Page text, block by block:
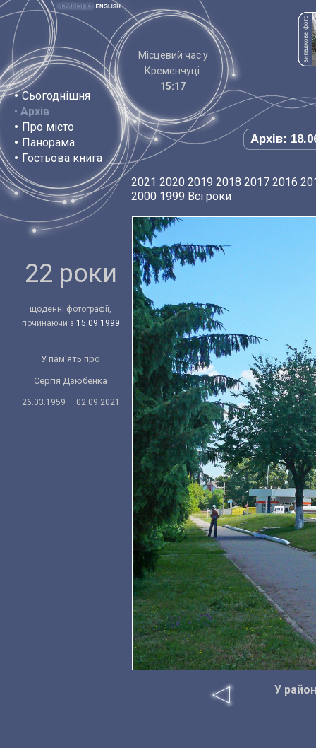
• Сьогоднішня
• Архів
• Про місто
• Панорама
• Гостьова книга
Місцевий час у
Кременчуці:
15:17
Архів:
22 роки
щоденні фотографії,
починаючи з 15.09.1999
У пам'ять про
Сергія Дзюбенка
26.03.1959 — 02.09.2021
2021 2020 2019 2018 2017 2016
2000 1999 Всі роки
У